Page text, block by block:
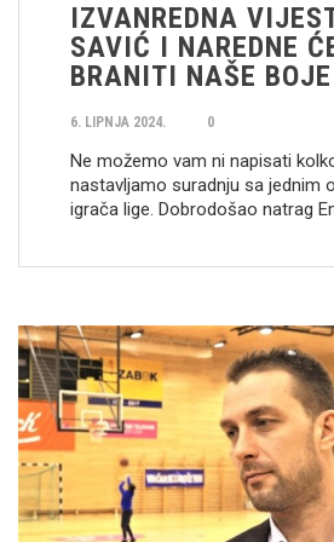
IZVANREDNA
SAVIĆ I NAREDNE
BRANITI NAŠE BOJE
6. LIPNJA 2024. 0
Ne možemo vam ni napisati
nastavljamo suradnju sa jednim
igrača lige. Dobrodošao natrag